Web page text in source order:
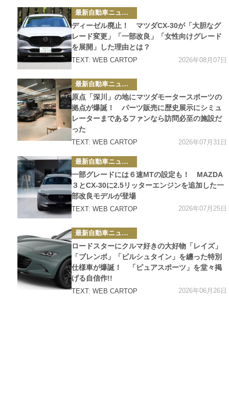
カ
テ
ゴ
リ
ー
最新自動車ニュース
ディーゼル廃止！ マツダCX-30が「大胆なグ
レード変更」「一部改良」「女性向けグレード
を展開」した理由とは？
TEXT: WEB CARTOP 2026年08月07日
カ
テ
ゴ
リ
ー
最新自動車ニュース
原点「深川」の地にマツダモータースポーツの
拠点が爆誕！ パーツ販売に歴史展示にシミュ
レーターまであるファンなら訪問必至の施設だ
った
TEXT: WEB CARTOP 2026年07月31日
カ
テ
リ
ー
最新自動車ニュース
一部グレードには６速MTの設定も！ MAZDA
３とCX-30に2.5リッターエンジンを追加した一
部改良モデルが登場
TEXT: WEB CARTOP 2026年07月25日
カ
テ
ゴ
リ
ー
最新自動車ニュース
ロードスターにクルマ好きの大好物「レイズ」
「ブレンボ」「ビルシュタイン」を纏った特別
仕様車が爆誕！ 「ピュアスポーツ」を堂々掲
げる自信作!!
TEXT: WEB CARTOP 2026年06月26日